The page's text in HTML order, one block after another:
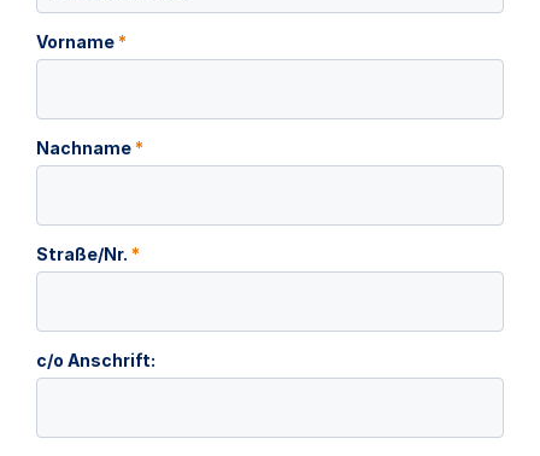
Vorname*
Nachname*
Straße/Nr. *
c/o Anschrift: